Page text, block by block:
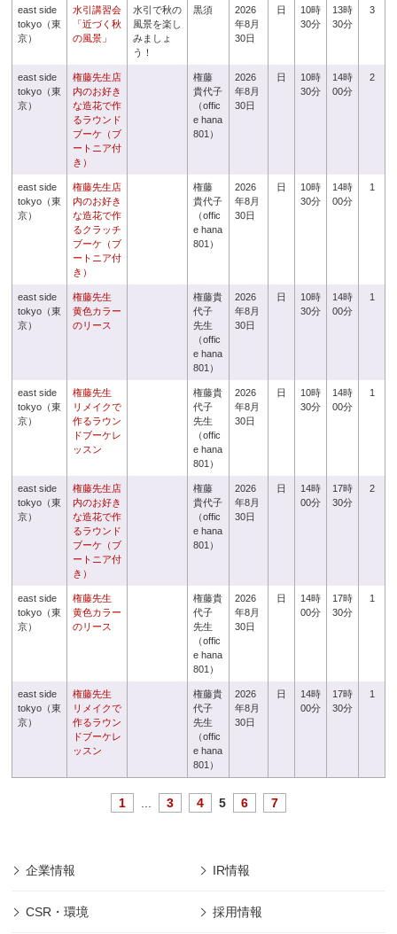
east side
tokyo（東
京）
水引講習会
「近づく秋
の風景」
水引で秋の
風景を楽し
みましょ
う！
黒須
2026
年8月
30日
日
10時
30分
13時
30分
3
east side
tokyo（東
京）
権藤先生店
内のお好き
な造花で作
るラウンド
ブーケ（ブ
ートニア付
き）
権藤
貴代子
（offic
e hana
801）
2026
年8月
30日
日
10時
30分
14時
00分
2
east side
tokyo（東
京）
権藤先生店
内のお好き
な造花で作
るクラッチ
ブーケ（ブ
ートニア付
き）
権藤
貴代子
（offic
e hana
801）
2026
年8月
30日
日
10時
30分
14時
00分
1
east side
tokyo（東
京）
権藤先生
黄色カラー
のリース
権藤貴
代子
先生
（offic
e hana
801）
2026
年8月
30日
日
10時
30分
14時
00分
1
east side
tokyo（東
京）
権藤先生
リメイクで
作るラウン
ドブーケレ
ッスン
権藤貴
代子
先生
（offic
e hana
801）
2026
年8月
30日
日
10時
30分
14時
00分
1
east side
tokyo（東
京）
権藤先生店
内のお好き
な造花で作
るラウンド
ブーケ（ブ
ートニア付
き）
権藤
貴代子
（offic
e hana
801）
2026
年8月
30日
日
14時
00分
17時
30分
2
east side
tokyo（東
京）
権藤先生
黄色カラー
のリース
権藤貴
代子
先生
（offic
e hana
801）
2026
年8月
30日
日
14時
00分
17時
30分
1
east side
tokyo（東
京）
権藤先生
リメイクで
作るラウン
ドブーケレ
ッスン
権藤貴
代子
先生
（offic
e hana
801）
2026
年8月
30日
日
14時
00分
17時
30分
1
1 3 4 5 6 7
企業情報 IR情報
CSR・環境 採用情報